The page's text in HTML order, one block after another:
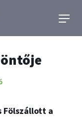
Fölszállott a